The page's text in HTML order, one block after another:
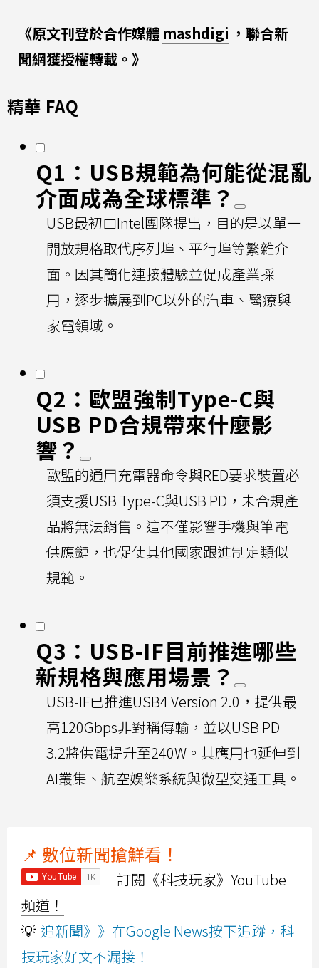
《原文刊登於合作媒體 mashdigi ，聯合新
聞網獲授權轉載。》
精華 FAQ
Q1：USB規範為何能從混亂
介面成為全球標準？
USB最初由Intel團隊提出，目的是以單一
開放規格取代序列埠、平行埠等繁雜介
面。因其簡化連接體驗並促成產業採
用，逐步擴展到PC以外的汽車、醫療與
家電領域。
Q2：歐盟強制Type-C與
USB PD合規帶來什麼影
響？
歐盟的通用充電器命令與RED要求裝置必
須支援USB Type-C與USB PD，未合規產
品將無法銷售。這不僅影響手機與筆電
供應鏈，也促使其他國家跟進制定類似
規範。
Q3：USB-IF目前推進哪些
新規格與應用場景？
USB-IF已推進USB4 Version 2.0，提供最
高120Gbps非對稱傳輸，並以USB PD
3.2將供電提升至240W。其應用也延伸到
AI叢集、航空娛樂系統與微型交通工具。
📌 數位新聞搶鮮看！
訂閱《科技玩家》YouTube
頻道！
💡 追新聞》》在Google News按下追蹤，科
技玩家好文不漏接！